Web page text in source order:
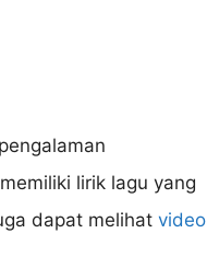
lirik lagu yang
dapat melihat video